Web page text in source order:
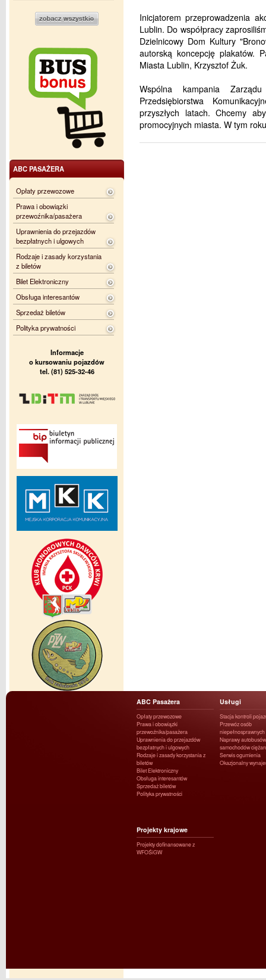
Inicjatorem przeprowadzenia
Lublin. Do współpracy
Dzielnicowy Dom Kultury
autorską koncepcję plakatów.
Miasta Lublin, Krzysztof Żuk.
Wspólna kampania
Przedsiębiorstwa
przyszłych latach. Chcemy
promocyjnych miasta. W tym
ABC PASAŻERA
Opłaty przewozowe
Prawa i obowiązki
przewoźnika/pasażera
Uprawnienia do przejazdów
bezpłatnych i ulgowych
Rodzaje i zasady korzystania
z biletów
Bilet Elektroniczny
Obsługa interesantów
Sprzedaż biletów
Polityka prywatności
Informacje
o kursowaniu pojazdów
tel. (81) 525-32-46
ABC Pasażera
Opłaty przewozowe
Prawa i obowiązki
przewoźnika/pasażera
Uprawnienia do przejazdów
bezpłatnych i ulgowych
Rodzaje i zasady korzystania z
biletów
Bilet Elektroniczny
Obsługa interesantów
Sprzedaż biletów
Polityka prywatności
Usługi
Stacja kontroli
Przewóz osób
niepełnosprawnych
Naprawy
samochodów
Serwis ogumienia
Okazjonalny
Projekty krajowe
Projekty dofinansowane z
WFOŚiGW